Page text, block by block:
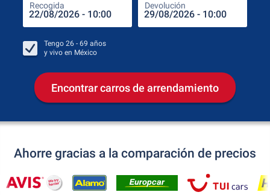
Recogida Devolución
Tengo 26 - 69 años
y vivo en México
Encontrar carros de arrendamiento
Ahorre gracias a la comparación de precios